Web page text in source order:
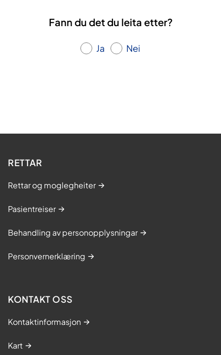
Fann du det du leita etter?
Ja Nei
RETTAR
Rettar og moglegheiter
Pasientreiser
Behandling av personopplysningar
Personvernerklæring
KONTAKT OSS
Kontaktinformasjon
Kart